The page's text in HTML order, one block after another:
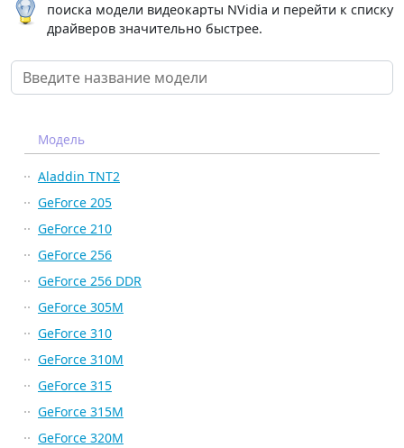
поиска модели видеокарты NVidia и перейти к списку
драйверов значительно быстрее.
Модель
Aladdin TNT2
GeForce 205
GeForce 210
GeForce 256
GeForce 256 DDR
GeForce 305M
GeForce 310
GeForce 310M
GeForce 315
GeForce 315M
GeForce 320M